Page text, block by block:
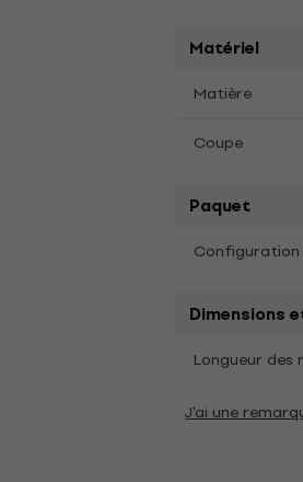
Matériel
Matière
Coupe
Paquet
Dimensions
Longueur des
J'ai une